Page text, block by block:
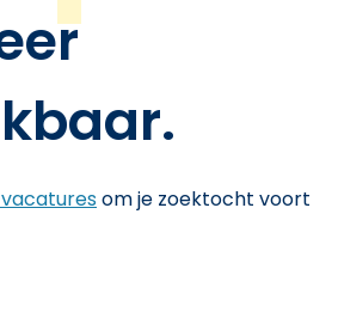
om je zoektocht voort